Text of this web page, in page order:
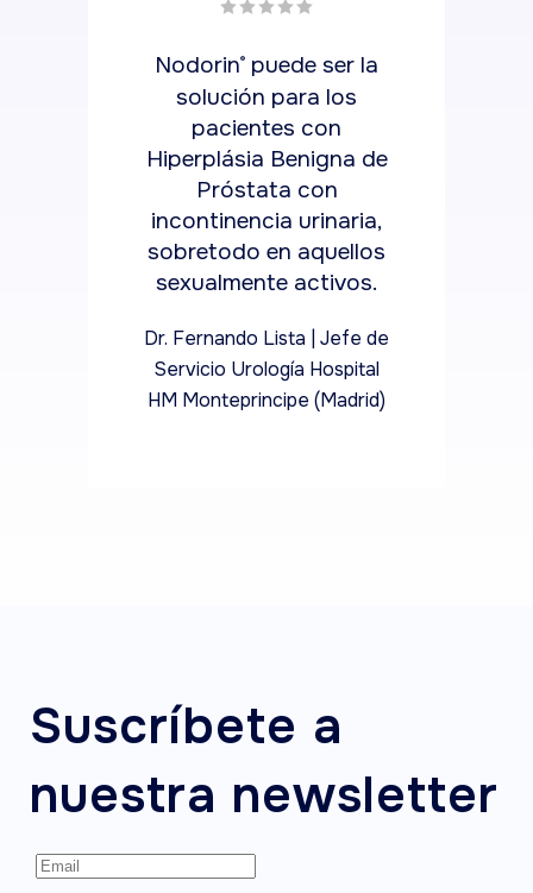
Nodorin® puede ser la
solución para los
pacientes con
Hiperplásia Benigna de
Próstata con
incontinencia urinaria,
sobretodo en aquellos
sexualmente activos.
Dr. Fernando Lista | Jefe de
Servicio Urología Hospital
HM Monteprincipe (Madrid)
Suscríbete a
nuestra newsletter